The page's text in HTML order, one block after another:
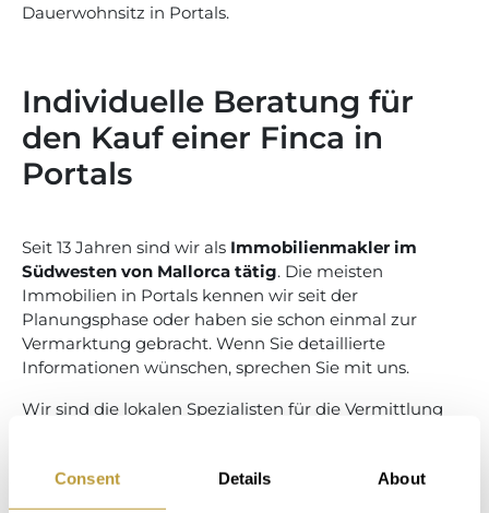
Consent Details About
Dauerwohnsitz in Portals.
Individuelle Beratung für
den Kauf einer Finca in
Portals
Seit 13 Jahren sind wir als Immobilienmakler im
Südwesten von Mallorca tätig. Die meisten
Immobilien in Portals kennen wir seit der
Planungsphase oder haben sie schon einmal zur
Vermarktung gebracht. Wenn Sie detaillierte
Informationen wünschen, sprechen Sie mit uns.
Wir sind die lokalen Spezialisten für die Vermittlung
Beratung und den Service, den Sie beim Kauf Ihrer
Immobilie in Portals erwarten.